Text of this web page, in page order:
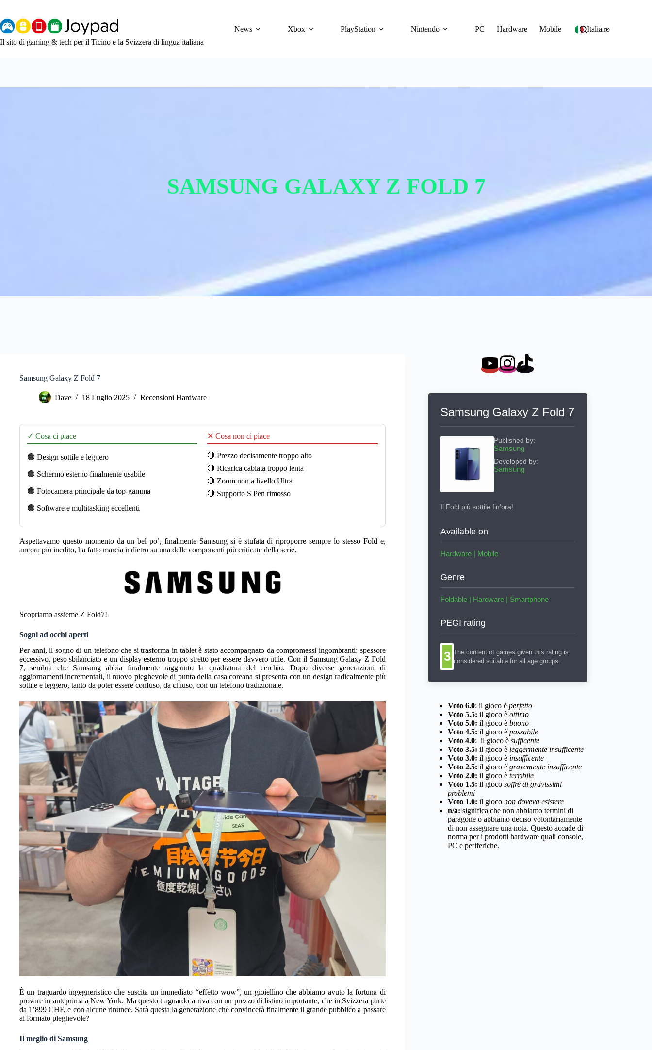
contenuto
Il sito di gaming & tech per il Ticino e la Svizzera di lingua italiana
News Xbox PlayStation Nintendo PC Hardware Mobile Italiano
SAMSUNG GALAXY Z FOLD 7
Samsung Galaxy Z Fold 7
Dave 18 Luglio 2025 Recensioni Hardware
✓ Cosa ci piace
🟢 Design sottile e leggero
🟢 Schermo esterno finalmente usabile
🟢 Fotocamera principale da top-gamma
🟢 Software e multitasking eccellenti
✕ Cosa non ci piace
🔴 Prezzo decisamente troppo alto
🔴 Ricarica cablata troppo lenta
🔴 Zoom non a livello Ultra
🔴 Supporto S Pen rimosso
Aspettavamo questo momento da un bel po’, finalmente Samsung si è stufata di riproporre sempre lo stesso Fold e,
ancora più inedito, ha fatto marcia indietro su una delle componenti più criticate della serie.
Scopriamo assieme Z Fold7!
Sogni ad occhi aperti
Per anni, il sogno di un telefono che si trasforma in tablet è stato accompagnato da compromessi ingombranti: spessore
eccessivo, peso sbilanciato e un display esterno troppo stretto per essere davvero utile. Con il Samsung Galaxy Z Fold
7, sembra che Samsung abbia finalmente raggiunto la quadratura del cerchio. Dopo diverse generazioni di
aggiornamenti incrementali, il nuovo pieghevole di punta della casa coreana si presenta con un design radicalmente più
sottile e leggero, tanto da poter essere confuso, da chiuso, con un telefono tradizionale.
È un traguardo ingegneristico che suscita un immediato “effetto wow”, un gioiellino che abbiamo avuto la fortuna di
provare in anteprima a New York. Ma questo traguardo arriva con un prezzo di listino importante, che in Svizzera parte
da 1’899 CHF, e con alcune rinunce. Sarà questa la generazione che convincerà finalmente il grande pubblico a passare
al formato pieghevole?
Il meglio di Samsung
Samsung Galaxy Z Fold 7
Published by:
Samsung
Developed by:
Samsung
Il Fold più sottile fin'ora!
Available on
Hardware | Mobile
Genre
Foldable | Hardware | Smartphone
PEGI rating
3 The content of games given this rating is
considered suitable for all age groups.
Voto 6.0: il gioco èperfetto
Voto 5.5: il gioco èottimo
Voto 5.0: il gioco èbuono
Voto 4.5: il gioco èpassabile
Voto 4.0: il gioco èsufficente
Voto 3.5: il gioco è leggermente insufficente
Voto 3.0: il gioco è insufficente
Voto 2.5: il gioco ègravemente insufficente
Voto 2.0: il gioco èterribile
Voto 1.5: il giocosoffre di gravissimi
problemi
Voto 1.0: il gioconon doveva esistere
n/a: significa che non abbiamo termini di
paragone o abbiamo deciso volontariamente
di non assegnare una nota. Questo accade di
norma per i prodotti hardware quali console,
PC e periferiche.